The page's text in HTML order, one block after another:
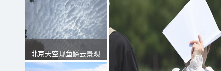
北京天空现鱼鳞云景观